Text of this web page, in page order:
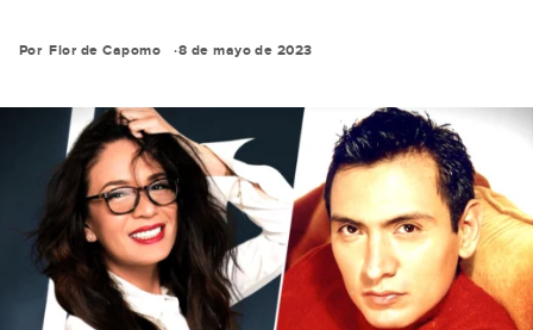
Por Flor de Capomo 8 de mayo de 2023